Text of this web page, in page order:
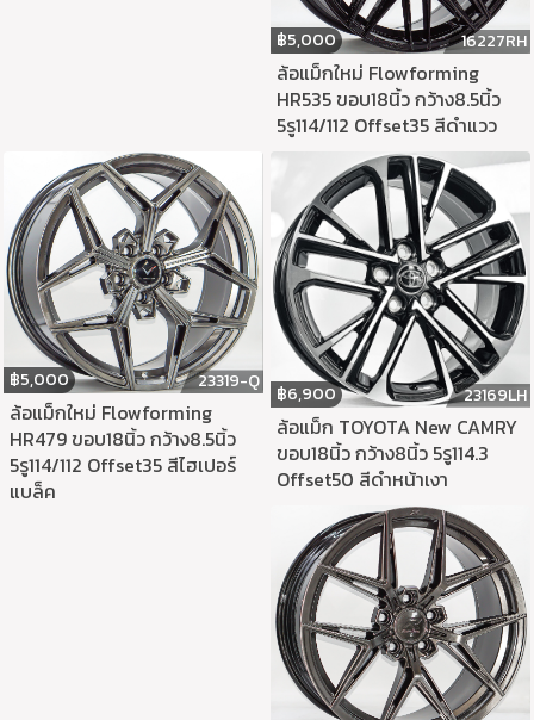
฿5,000 16227RH
ล้อแม็กใหม่ Flowforming
HR535 ขอบ18นิ้ว กว้าง8.5นิ้ว
5รู114/112 Offset35 สีดำแวว
฿5,000 23319-Q
ล้อแม็กใหม่ Flowforming
HR479 ขอบ18นิ้ว กว้าง8.5นิ้ว
5รู114/112 Offset35 สีไฮเปอร์
แบล็ค
฿6,900 23169LH
ล้อแม็ก TOYOTA New CAMRY
ขอบ18นิ้ว กว้าง8นิ้ว 5รู114.3
Offset50 สีดำหน้าเงา